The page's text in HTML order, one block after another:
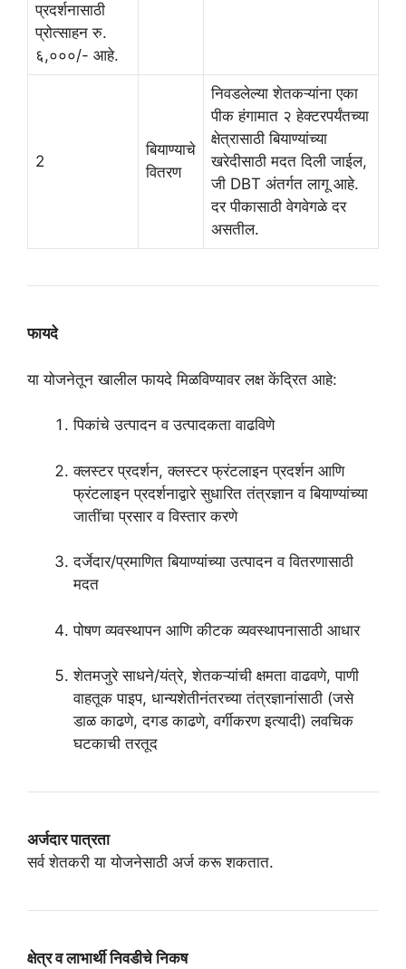
प्रदर्शनासाठी
प्रोत्साहन रु.
६,०००/- आहे.
2
बियाण्याचे
वितरण
निवडलेल्या शेतकऱ्यांना एका
पीक हंगामात २ हेक्टरपर्यंतच्या
क्षेत्रासाठी बियाण्यांच्या
खरेदीसाठी मदत दिली जाईल,
जी DBT अंतर्गत लागू आहे.
दर पीकासाठी वेगवेगळे दर
असतील.
फायदे
या योजनेतून खालील फायदे मिळविण्यावर लक्ष केंद्रित आहे:
पिकांचे उत्पादन व उत्पादकता वाढविणे
क्लस्टर प्रदर्शन, क्लस्टर फ्रंटलाइन प्रदर्शन आणि
फ्रंटलाइन प्रदर्शनाद्वारे सुधारित तंत्रज्ञान व बियाण्यांच्या
जातींचा प्रसार व विस्तार करणे
दर्जेदार/प्रमाणित बियाण्यांच्या उत्पादन व वितरणासाठी
मदत
पोषण व्यवस्थापन आणि कीटक व्यवस्थापनासाठी आधार
शेतमजुरे साधने/यंत्रे, शेतकऱ्यांची क्षमता वाढवणे, पाणी
वाहतूक पाइप, धान्यशेतीनंतरच्या तंत्रज्ञानांसाठी (जसे
डाळ काढणे, दगड काढणे, वर्गीकरण इत्यादी) लवचिक
घटकाची तरतूद
अर्जदार पात्रता
सर्व शेतकरी या योजनेसाठी अर्ज करू शकतात.
क्षेत्र व लाभार्थी निवडीचे निकष